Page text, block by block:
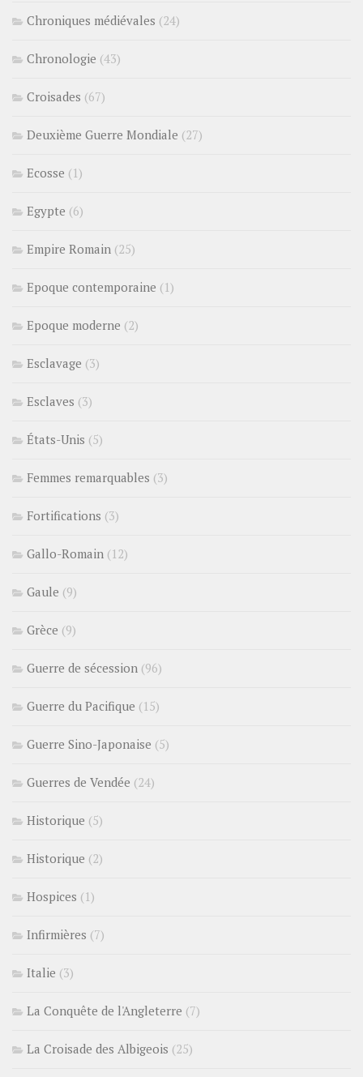
Chroniques médiévales (24)
Chronologie (43)
Croisades (67)
Deuxième Guerre Mondiale (27)
Ecosse (1)
Egypte (6)
Empire Romain (25)
Epoque contemporaine (1)
Epoque moderne (2)
Esclavage (3)
Esclaves (3)
États-Unis (5)
Femmes remarquables (3)
Fortifications (3)
Gallo-Romain (12)
Gaule (9)
Grèce (9)
Guerre de sécession (96)
Guerre du Pacifique (15)
Guerre Sino-Japonaise (5)
Guerres de Vendée (24)
Historique (5)
Historique (2)
Hospices (1)
Infirmières (7)
Italie (3)
La Conquête de l'Angleterre (7)
La Croisade des Albigeois (25)